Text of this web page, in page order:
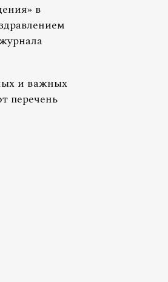
в
и важных
перечень